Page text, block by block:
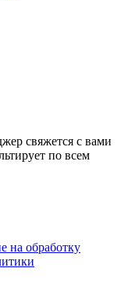
свяжется с вами
по всем
на обработку